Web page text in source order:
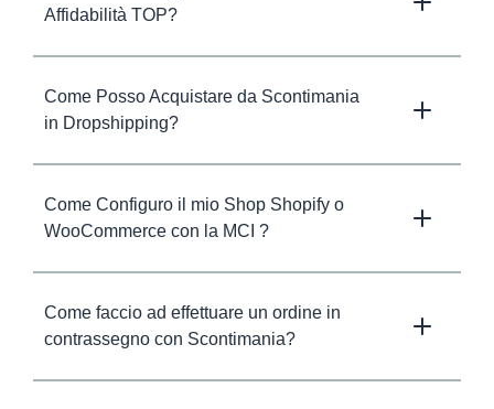
Affidabilità TOP?
Come Posso Acquistare da Scontimania
in Dropshipping?
Come Configuro il mio Shop Shopify o
WooCommerce con la MCI ?
Come faccio ad effettuare un ordine in
contrassegno con Scontimania?